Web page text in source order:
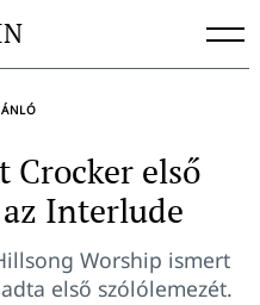
Crocker első
Interlude
Worship ismert
első szólólemezét.